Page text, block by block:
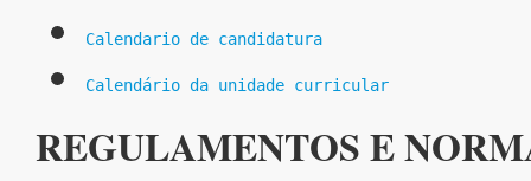
Calendario de candidatura
Calendário da unidade curricular
REGULAMENTOS E